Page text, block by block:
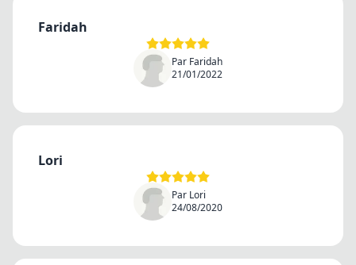
Faridah
Par Faridah
21/01/2022
Lori
Par Lori
24/08/2020